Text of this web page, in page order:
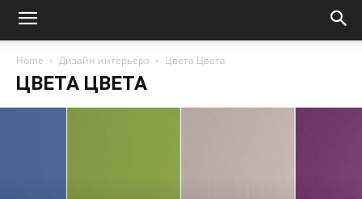
Home Дизайн интерьера Цвета Цвета
ЦВЕТА ЦВЕТА